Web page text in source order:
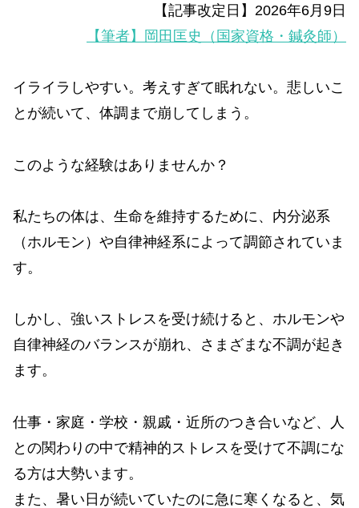
【記事改定日】2026年6月9日
【筆者】岡田匡史（国家資格・鍼灸師）
イライラしやすい。考えすぎて眠れない。悲しいこ
とが続いて、体調まで崩してしまう。
このような経験はありませんか？
私たちの体は、生命を維持するために、内分泌系
（ホルモン）や自律神経系によって調節されていま
す。
しかし、強いストレスを受け続けると、ホルモンや
自律神経のバランスが崩れ、さまざまな不調が起き
ます。
仕事・家庭・学校・親戚・近所のつき合いなど、人
との関わりの中で精神的ストレスを受けて不調にな
る方は大勢います。
また、暑い日が続いていたのに急に寒くなると、気